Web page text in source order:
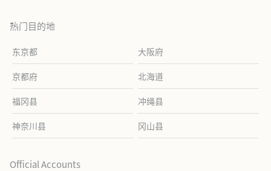
热门目的地
东京都 大阪府
京都府 北海道
福冈县 冲绳县
神奈川县 冈山县
Official Accounts